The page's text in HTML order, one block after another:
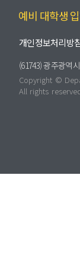
예비 대학생
개인정보처리방
(61743) 광주광역
Copyright © Dep
All rights